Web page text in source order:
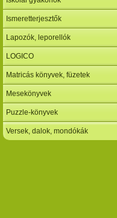
Ismeretterjesztők
Lapozók, leporellók
LOGICO
Matricás könyvek, füzetek
Mesekönyvek
Puzzle-könyvek
Versek, dalok, mondókák